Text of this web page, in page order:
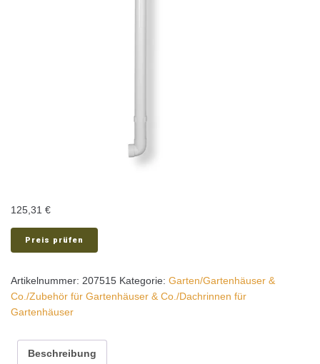
125,31 €
Preis prüfen
Artikelnummer: 207515 Kategorie: Garten/Gartenhäuser &
Co./Zubehör für Gartenhäuser & Co./Dachrinnen für
Gartenhäuser
Beschreibung